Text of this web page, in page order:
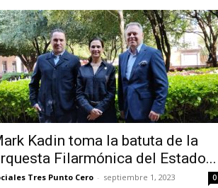
Kadin toma la batuta de la
Filarmónica del Estado...
Tres Punto Cero - septiembre 1, 2023 0